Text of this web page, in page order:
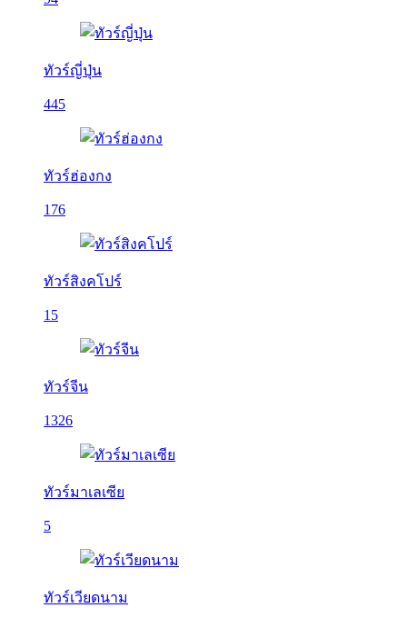
ทัวร์ญี่ปุ่น
445
ทัวร์ฮ่องกง
176
ทัวร์สิงคโปร์
15
ทัวร์จีน
1326
ทัวร์มาเลเซีย
5
ทัวร์เวียดนาม